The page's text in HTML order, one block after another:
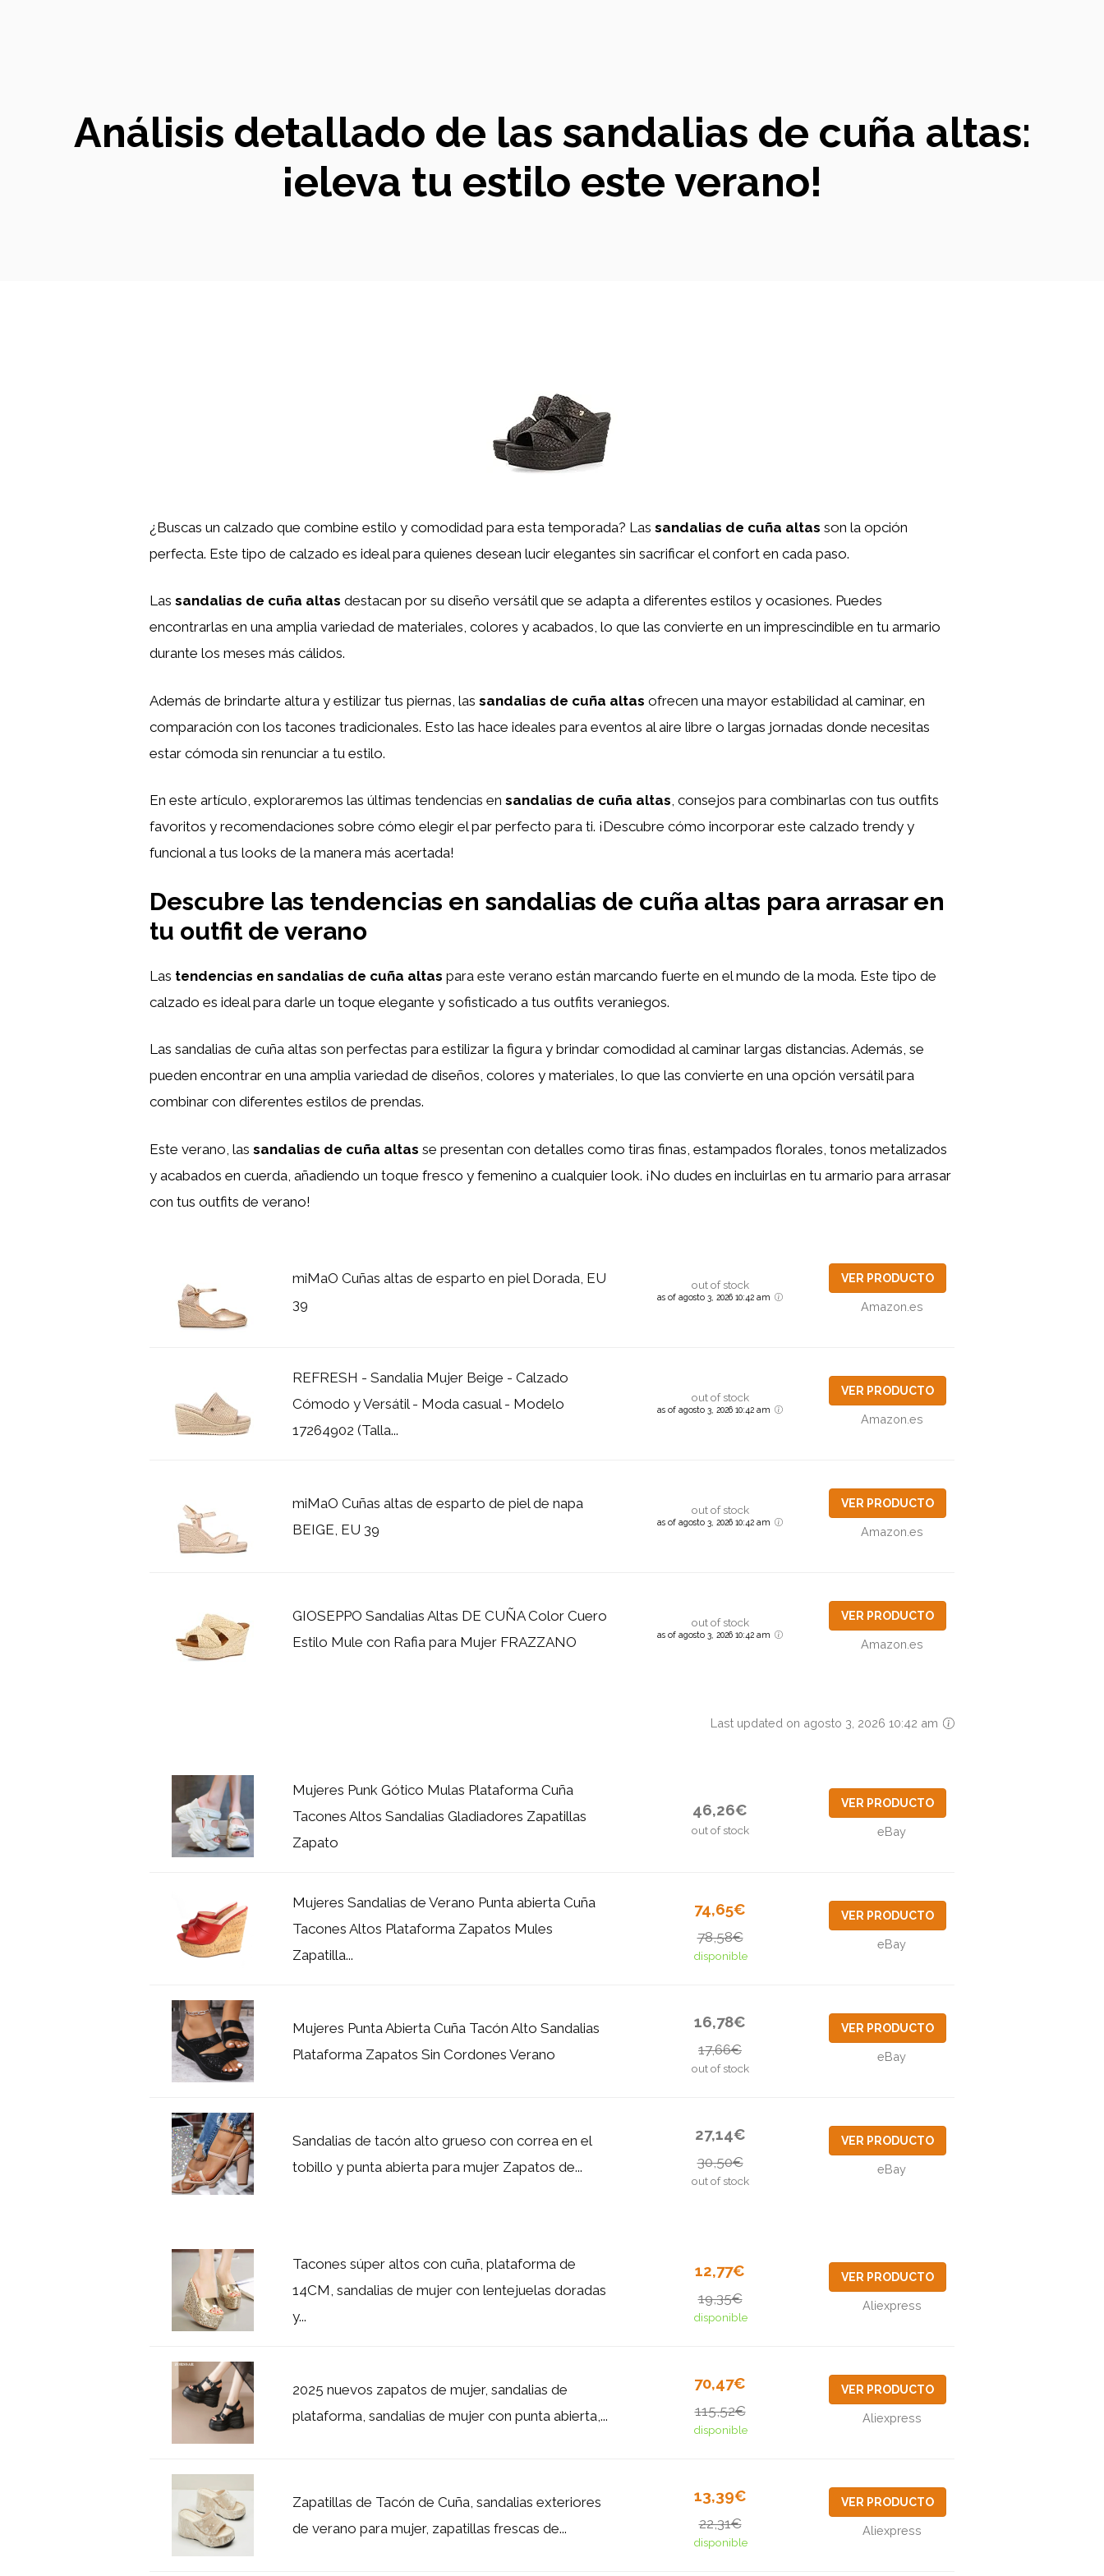
Análisis detallado de las sandalias de cuña altas:
¡eleva tu estilo este verano!
¿Buscas un calzado que combine estilo y comodidad para esta temporada? Las sandalias de cuña altas son la opción
perfecta. Este tipo de calzado es ideal para quienes desean lucir elegantes sin sacrificar el confort en cada paso.
Las sandalias de cuña altas destacan por su diseño versátil que se adapta a diferentes estilos y ocasiones. Puedes
encontrarlas en una amplia variedad de materiales, colores y acabados, lo que las convierte en un imprescindible en tu armario
durante los meses más cálidos.
Además de brindarte altura y estilizar tus piernas, las sandalias de cuña altas ofrecen una mayor estabilidad al caminar, en
comparación con los tacones tradicionales. Esto las hace ideales para eventos al aire libre o largas jornadas donde necesitas
estar cómoda sin renunciar a tu estilo.
En este artículo, exploraremos las últimas tendencias en sandalias de cuña altas, consejos para combinarlas con tus outfits
favoritos y recomendaciones sobre cómo elegir el par perfecto para ti. ¡Descubre cómo incorporar este calzado trendy y
funcional a tus looks de la manera más acertada!
Descubre las tendencias en sandalias de cuña altas para arrasar en
tu outfit de verano
Las tendencias en sandalias de cuña altas para este verano están marcando fuerte en el mundo de la moda. Este tipo de
calzado es ideal para darle un toque elegante y sofisticado a tus outfits veraniegos.
Las sandalias de cuña altas son perfectas para estilizar la figura y brindar comodidad al caminar largas distancias. Además, se
pueden encontrar en una amplia variedad de diseños, colores y materiales, lo que las convierte en una opción versátil para
combinar con diferentes estilos de prendas.
Este verano, las sandalias de cuña altas se presentan con detalles como tiras finas, estampados florales, tonos metalizados
y acabados en cuerda, añadiendo un toque fresco y femenino a cualquier look. ¡No dudes en incluirlas en tu armario para arrasar
con tus outfits de verano!
miMaO Cuñas altas de esparto en piel Dorada, EU
39
out of stock
as of agosto 3, 2026 10:42 am
VER PRODUCTO
Amazon.es
REFRESH - Sandalia Mujer Beige - Calzado
Cómodo y Versátil - Moda casual - Modelo
17264902 (Talla...
out of stock
as of agosto 3, 2026 10:42 am
VER PRODUCTO
Amazon.es
miMaO Cuñas altas de esparto de piel de napa
BEIGE, EU 39
out of stock
as of agosto 3, 2026 10:42 am
VER PRODUCTO
Amazon.es
GIOSEPPO Sandalias Altas DE CUÑA Color Cuero
Estilo Mule con Rafia para Mujer FRAZZANO
out of stock
as of agosto 3, 2026 10:42 am
VER PRODUCTO
Amazon.es
Last updated on agosto 3, 2026 10:42 am
Mujeres Punk Gótico Mulas Plataforma Cuña
Tacones Altos Sandalias Gladiadores Zapatillas
Zapato
46,26€
out of stock
VER PRODUCTO
eBay
Mujeres Sandalias de Verano Punta abierta Cuña
Tacones Altos Plataforma Zapatos Mules
Zapatilla...
74,65€
78,58€
disponible
VER PRODUCTO
eBay
Mujeres Punta Abierta Cuña Tacón Alto Sandalias
Plataforma Zapatos Sin Cordones Verano
16,78€
17,66€
out of stock
VER PRODUCTO
eBay
Sandalias de tacón alto grueso con correa en el
tobillo y punta abierta para mujer Zapatos de...
27,14€
30,50€
out of stock
VER PRODUCTO
eBay
Tacones súper altos con cuña, plataforma de
14CM, sandalias de mujer con lentejuelas doradas
y...
12,77€
19,35€
disponible
VER PRODUCTO
Aliexpress
2025 nuevos zapatos de mujer, sandalias de
plataforma, sandalias de mujer con punta abierta,...
70,47€
115,52€
disponible
VER PRODUCTO
Aliexpress
Zapatillas de Tacón de Cuña, sandalias exteriores
de verano para mujer, zapatillas frescas de...
13,39€
22,31€
disponible
VER PRODUCTO
Aliexpress